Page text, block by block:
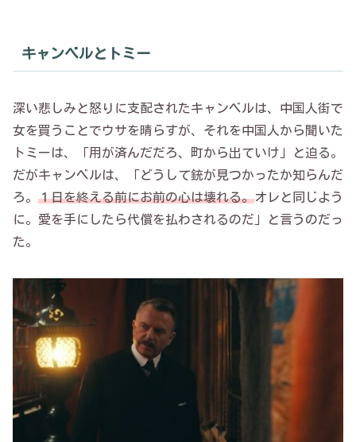
キャンベルとトミー
深い悲しみと怒りに支配されたキャンベルは、中国人街で
女を買うことでウサを晴らすが、それを中国人から聞いた
トミーは、「用が済んだだろ、町から出ていけ」と迫る。
だがキャンベルは、「どうして銃が見つかったか知らんだ
ろ。 １日を終える前にお前の心は壊れる。オレと同じよう
に。愛を手にしたら代償を払わされるのだ」と言うのだっ
た。